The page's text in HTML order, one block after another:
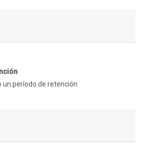
un período de retención